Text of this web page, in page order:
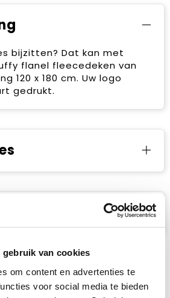
gebruik van cookies
om content en advertenties te
voor social media te bieden
bijzitten? Dat kan met
flanel fleecedeken van
120 x 180 cm. Uw logo
gedrukt.